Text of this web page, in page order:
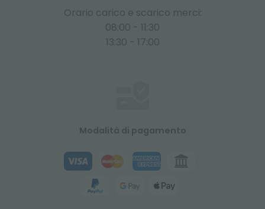
Orario carico e scarico merci:
08:00 - 11:30
13:30 - 17:00
Modalità di pagamento